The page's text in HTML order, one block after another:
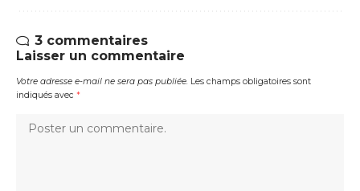
3 commentaires
Laisser un commentaire
Votre adresse e-mail ne sera pas publiée. Les champs obligatoires sont
indiqués avec *